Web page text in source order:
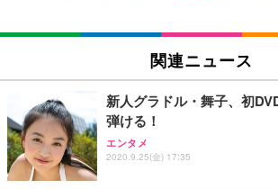
SIHOO B100 オフィスチェア／
ュチェア 人間工学 疲れない ブラ
￥27,999
Sezlife オフィスチェア デスク
ワーク チェア 強化バックレスト
能 人間工学 椅子 腰サポート 90
EIZO ビジネス向けプレミアム
￥109,572
【純正品】27"ゲーミングモニタ
フック付き（CFI-ZDM1J）
Amazonベーシック ペットシー
x2袋(84枚) ホワイト(吸収面:ライ
￥3,234
ネオ・ルーライフ ネオ・オムツ
り 単品
関連ニュース
新人グラドル・舞子、初
弾ける！
エンタメ
2020.9.25(金) 17:35